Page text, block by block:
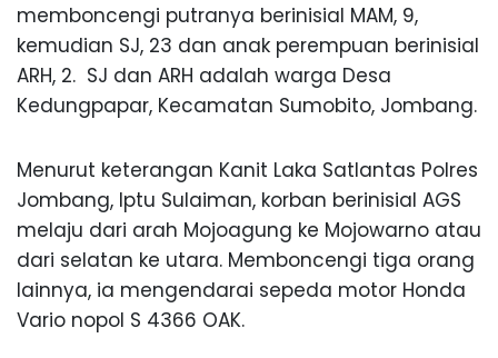
memboncengi putranya berinisial MAM, 9,
kemudian SJ, 23 dan anak perempuan berinisial
ARH, 2. SJ dan ARH adalah warga Desa
Kedungpapar, Kecamatan Sumobito, Jombang.
Menurut keterangan Kanit Laka Satlantas Polres
Jombang, Iptu Sulaiman, korban berinisial AGS
melaju dari arah Mojoagung ke Mojowarno atau
dari selatan ke utara. Memboncengi tiga orang
lainnya, ia mengendarai sepeda motor Honda
Vario nopol S 4366 OAK.